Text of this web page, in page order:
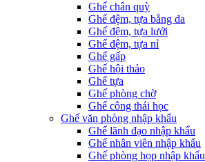
Ghế chân quỳ
Ghế đệm, tựa bằng da
Ghế đệm, tựa lưới
Ghế đệm, tựa nỉ
Ghế gấp
Ghế hội thảo
Ghế tựa
Ghế phòng chờ
Ghế công thái học
Ghế văn phòng nhập khẩu
Ghế lãnh đạo nhập khẩu
Ghế nhân viên nhập khẩu
Ghế phòng họp nhập khẩu